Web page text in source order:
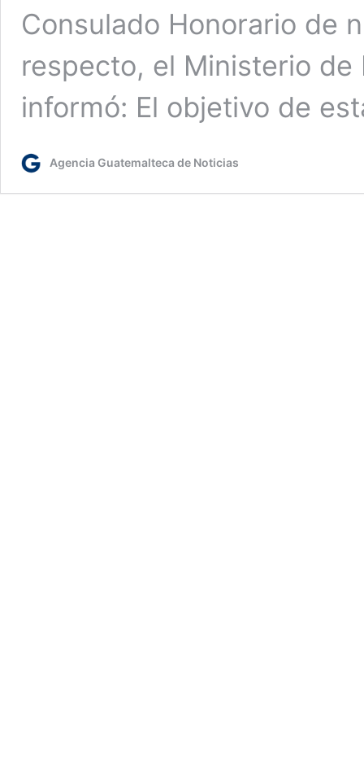
Consulado Honorario de
respecto, el Ministerio de
informó: El objetivo de
Agencia Guatemalteca de Noticias